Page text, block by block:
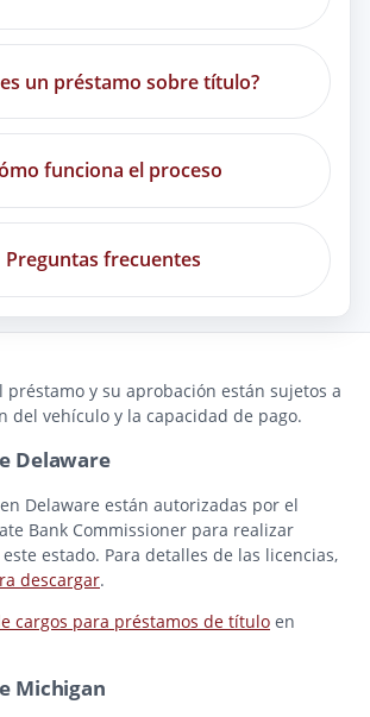
un préstamo sobre título?
funciona el proceso
Preguntas frecuentes
préstamo y su aprobación están sujetos a
del vehículo y la capacidad de pago.
Delaware
Delaware están autorizadas por el
Bank Commissioner para realizar
estado. Para detalles de las licencias,
descargar.
cargos para préstamos de título en
Michigan